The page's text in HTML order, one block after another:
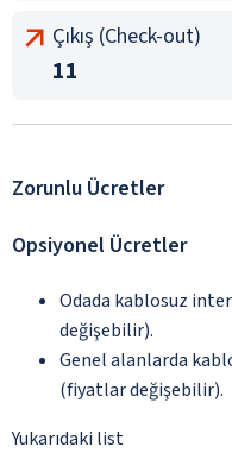
Çıkış (Check-out)
11
Zorunlu Ücretler
Opsiyonel Ücretler
Odada kablosuz
değişebilir).
Genel alanlarda
(fiyatlar değişebilir).
Yukarıdaki list